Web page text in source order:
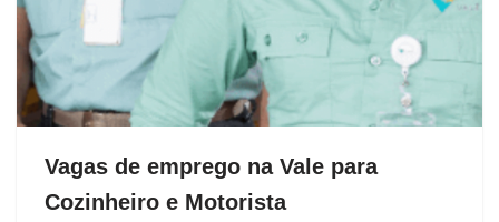
Vagas de emprego na Vale para
Cozinheiro e Motorista